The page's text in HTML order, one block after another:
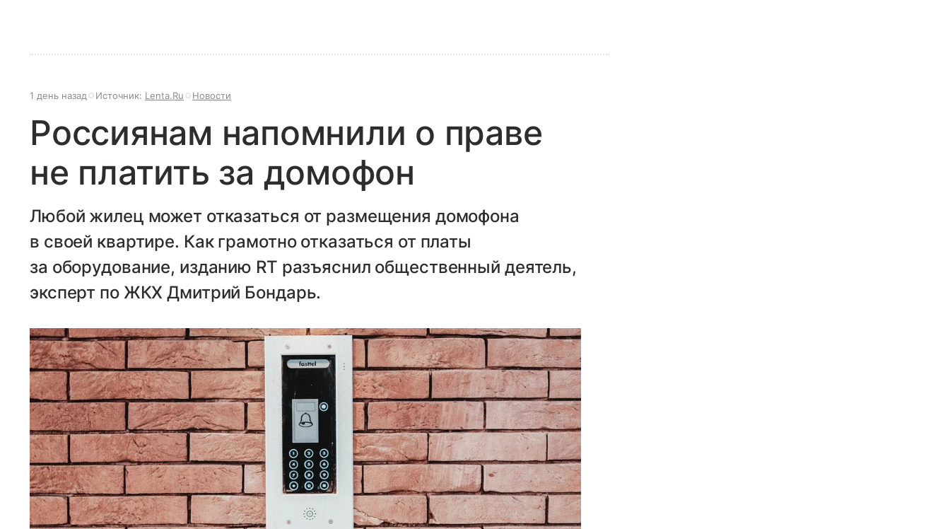
1 день назад Источник: Lenta.Ru Новости
Россиянам напомнили о праве
не платить за домофон
Любой жилец может отказаться от размещения домофона
в своей квартире. Как грамотно отказаться от платы
за оборудование, изданию RT разъяснил общественный деятель,
эксперт по ЖКХ Дмитрий Бондарь.